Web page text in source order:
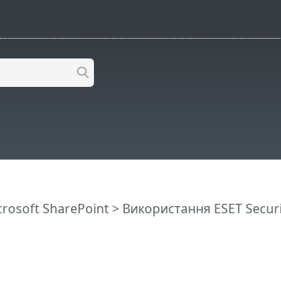
SharePoint> Використання ESET